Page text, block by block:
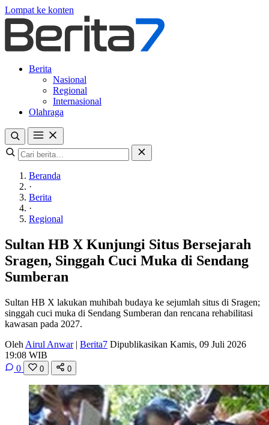
Lompat ke konten
Berita
Nasional
Regional
Internasional
Olahraga
Beranda
·
Berita
·
Regional
Sultan HB X Kunjungi Situs Bersejarah
Sragen, Singgah Cuci Muka di Sendang
Sumberan
Sultan HB X lakukan muhibah budaya ke sejumlah situs di Sragen;
singgah cuci muka di Sendang Sumberan dan rencana rehabilitasi
kawasan pada 2027.
Oleh Airul Anwar | Berita7 Dipublikasikan Kamis, 09 Juli 2026
19:08 WIB
0
0 0